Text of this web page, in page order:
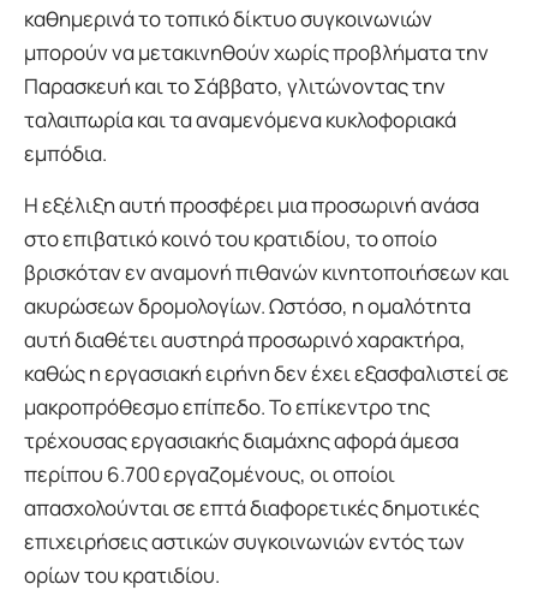
καθημερινά το τοπικό δίκτυο συγκοινωνιών
μπορούν να μετακινηθούν χωρίς προβλήματα την
Παρασκευή και το Σάββατο, γλιτώνοντας την
ταλαιπωρία και τα αναμενόμενα κυκλοφοριακά
εμπόδια.
Η εξέλιξη αυτή προσφέρει μια προσωρινή ανάσα
στο επιβατικό κοινό του κρατιδίου, το οποίο
βρισκόταν εν αναμονή πιθανών κινητοποιήσεων και
ακυρώσεων δρομολογίων. Ωστόσο, η ομαλότητα
αυτή διαθέτει αυστηρά προσωρινό χαρακτήρα,
καθώς η εργασιακή ειρήνη δεν έχει εξασφαλιστεί σε
μακροπρόθεσμο επίπεδο. Το επίκεντρο της
τρέχουσας εργασιακής διαμάχης αφορά άμεσα
περίπου 6.700 εργαζομένους, οι οποίοι
απασχολούνται σε επτά διαφορετικές δημοτικές
επιχειρήσεις αστικών συγκοινωνιών εντός των
ορίων του κρατιδίου.